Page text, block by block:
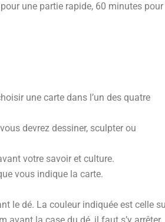
une partie rapide, 60 minutes pour
une carte dans l’un des quatre
devrez dessiner, sculpter ou
votre savoir et culture.
vous indique la carte.
le dé. La couleur indiquée est celle